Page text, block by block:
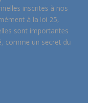
inscrites à nos
à la loi 25,
sont importantes
comme un secret du